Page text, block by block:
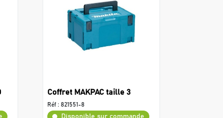
Coffret MAKPAC taille 3
Réf : 821551-8